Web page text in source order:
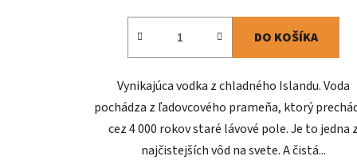
DO KOŠÍKA
Vynikajúca vodka z chladného Islandu. Voda
pochádza z ľadovcového prameňa, ktorý
cez 4 000 rokov staré lávové pole. Je to jedna
najčistejších vôd na svete. A čistá...